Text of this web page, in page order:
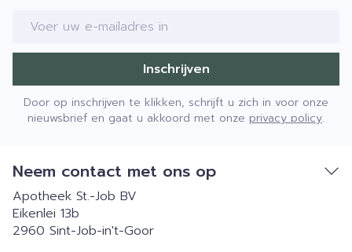
E-mail adres
Inschrijven
Door op inschrijven te klikken, schrijft u zich in voor onze
nieuwsbrief en gaat u akkoord met onze privacy policy.
Neem contact met ons op
Apotheek St.-Job BV
Eikenlei 13b
2960 Sint-Job-in't-Goor